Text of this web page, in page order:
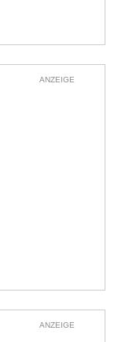
ANZEIGE
ANZEIGE